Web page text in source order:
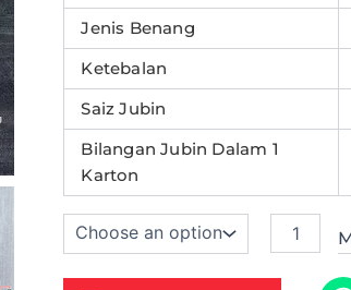
Jenis Benang
Ketebalan
Saiz Jubin
Bilangan Jubin Dalam 1
Karton